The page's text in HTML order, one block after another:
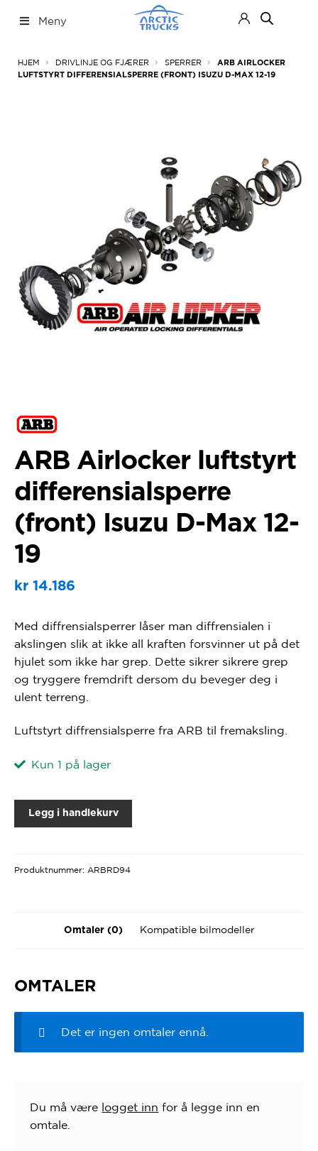
til
til
Meny
ut
HJEM DRIVLINJE OG FJÆRER SPERRER
ARB AIRLOCKER
LUFTSTYRT DIFFERENSIALSPERRE (FRONT) ISUZU D-MAX 12-19
ARB Airlocker luftstyrt
differensialsperre
(front) Isuzu D-Max 12-
19
kr14.186
Med diffrensialsperrer låser man diffrensialen i
akslingen slik at ikke all kraften forsvinner ut på det
hjulet som ikke har grep. Dette sikrer sikrere grep
og tryggere fremdrift dersom du beveger deg i
ulent terreng.
Luftstyrt diffrensialsperre fra ARB til fremaksling.
Kun 1 på lager
Legg i handlekurv
Produktnummer: ARBRD94
Omtaler (0) Kompatible bilmodeller
OMTALER
Det er ingen omtaler ennå.
Du må være logget inn for å legge inn en
omtale.